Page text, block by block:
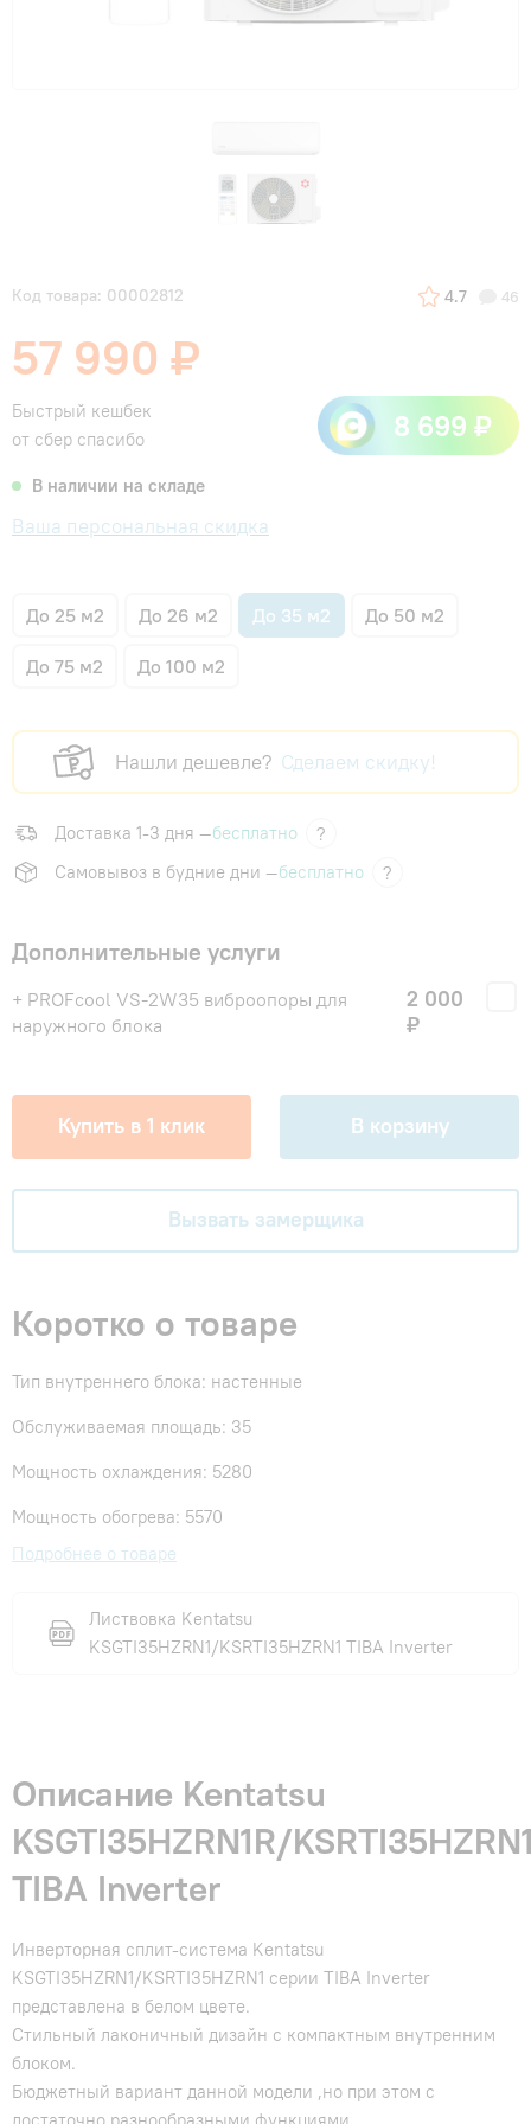
Код товара: 00002812 4.7 46
57 990 ₽
Быстрый кешбек
от сбер спасибо
8 699 ₽
В наличии на складе
Ваша персональная скидка
До 25 м2 До 26 м2 До 35 м2 До 50 м2
До 75 м2 До 100 м2
Нашли дешевле? Сделаем скидку!
Доставка 1-3 дня —бесплатно
?
Самовывоз в будние дни —бесплатно ?
Дополнительные услуги
+ PROFcool VS-2W35 виброопоры для
наружного блока
2 000
₽
Купить в 1 клик В корзину
Вызвать замерщика
Коротко о товаре
Тип внутреннего блока: настенные
Обслуживаемая площадь: 35
Мощность охлаждения: 5280
Мощность обогрева: 5570
Подробнее о товаре
Листвовка Kentatsu
KSGTI35HZRN1/KSRTI35HZRN1 TIBA Inverter
Описание Kentatsu
KSGTI35HZRN1R/
TIBA Inverter
Инверторная сплит-система Kentatsu
KSGTI35HZRN1/KSRTI35HZRN1 серии TIBA Inverter
представлена в белом цвете.
Стильный лаконичный дизайн с компактным внутренним
блоком.
Бюджетный вариант данной модели ,но при этом с